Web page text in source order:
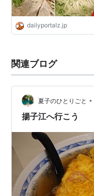
dailyportalz.jp
関連ブログ
夏子のひとりごと •
揚子江へ行こう